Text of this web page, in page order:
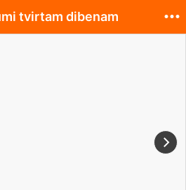
tvirtam dibenam